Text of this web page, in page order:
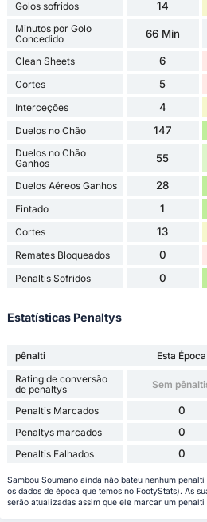
Golos sofridos
14
Minutos por Golo
Concedido
66 Min
Clean Sheets 6
Cortes 5
Interceções 4
Duelos no Chão 147
Duelos no Chão
Ganhos
55
Duelos Aéreos Ganhos 28
Fintado 1
Cortes 13
Remates Bloqueados 0
Penaltis Sofridos 0
Estatísticas Penaltys
pênalti Esta Época
Rating de conversão
de penaltys
Sem
Penaltis Marcados 0
Penaltys marcados 0
Penaltis Falhados 0
Sambou Soumano ainda não bateu nenhum
os dados de época que temos no FootyStats). As
serão atualizadas assim que ele marcar um